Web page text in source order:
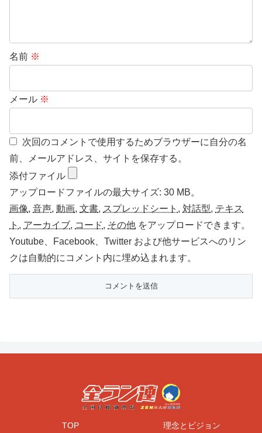
名前 ※
メール ※
次回のコメントで使用するためブラウザーに自分の名
前、メールアドレス、サイトを保存する。
添付ファイル
アップロードファイルの最大サイズ: 30 MB。
画像, 音声, 動画, 文書, スプレッドシート , 対話型, テキス
ト , アーカイブ, コード, その他 をアップロードできます。
Youtube、Facebook、Twitter および他サービスへのリン
クは自動的にコメント内に埋め込まれます。
TOP 理念とビジョン